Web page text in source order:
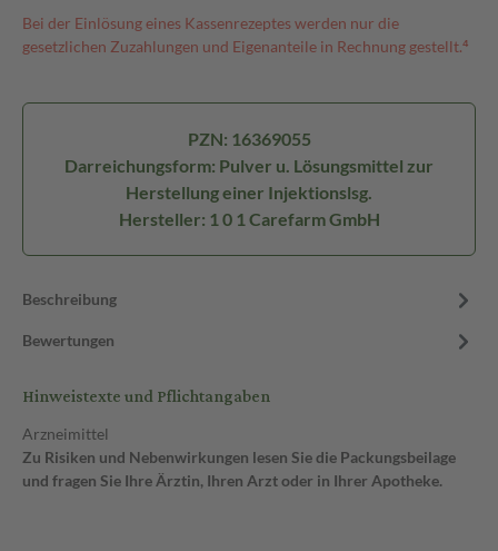
Bei der Einlösung eines Kassenrezeptes werden nur die
gesetzlichen Zuzahlungen und Eigenanteile in Rechnung gestellt.⁴
PZN: 16369055
Darreichungsform: Pulver u. Lösungsmittel zur
Herstellung einer Injektionslsg.
Hersteller: 1 0 1 Carefarm GmbH
Beschreibung
Bewertungen
Hinweistexte und Pflichtangaben
Arzneimittel
Zu Risiken und Nebenwirkungen lesen Sie die Packungsbeilage
und fragen Sie Ihre Ärztin, Ihren Arzt oder in Ihrer Apotheke.